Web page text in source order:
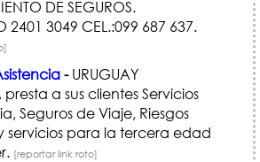
DE SEGUROS.
2401 3049 CEL.:099 687 637.
-URUGUAY
presta a sus clientes Servicios
Seguros de Viaje, Riesgos
servicios para la tercera edad
[reportar link roto]